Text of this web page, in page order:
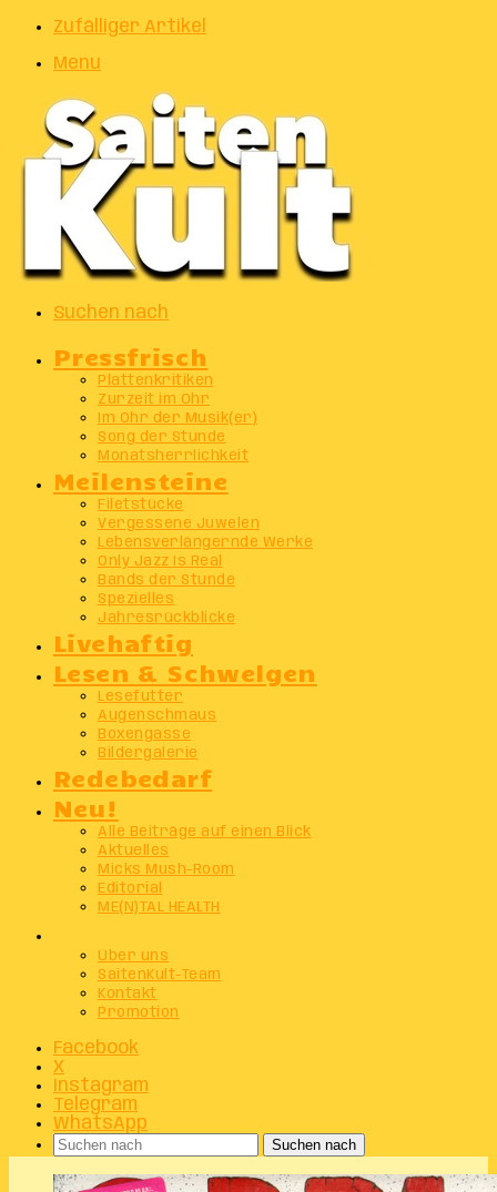
Zufälliger Artikel
Menu
Suchen nach
Pressfrisch
Plattenkritiken
Zurzeit im Ohr
Im Ohr der Musik(er)
Song der Stunde
Monatsherrlichkeit
Meilensteine
Filetstücke
Vergessene Juwelen
Lebensverlängernde Werke
Only Jazz Is Real
Bands der Stunde
Spezielles
Jahresrückblicke
Livehaftig
Lesen & Schwelgen
Lesefutter
Augenschmaus
Boxengasse
Bildergalerie
Redebedarf
Neu!
Alle Beiträge auf einen Blick
Aktuelles
Micks Mush-Room
Editorial
ME(N)TAL HEALTH
Über uns
SaitenKult-Team
Kontakt
Promotion
Facebook
X
Instagram
Telegram
WhatsApp
Suchen nach